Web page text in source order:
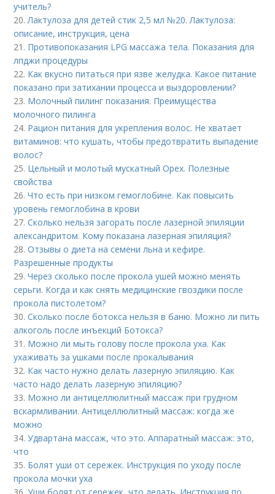
учитель?
20.Лактулоза для детей стик 2,5 мл №20. Лактулоза:
описание, инструкция, цена
21. Противопоказания LPG массажа тела. Показания для
лпджи процедуры
22. Как вкусно питаться при язве желудка. Какое питание
показано при затихании процесса и выздоровлении?
23. Молочный пилинг показания. Преимущества
молочного пилинга
24. Рацион питания для укрепления волос. Не хватает
витаминов: что кушать, чтобы предотвратить выпадение
волос?
25. Цельный и молотый мускатный Орех. Полезные
свойства
26.Что есть при низком гемоглобине. Как повысить
уровень гемоглобина в крови
27.Сколько нельзя загорать после лазерной эпиляции
александритом. Кому показана лазерная эпиляция?
28.Отзывы о диета на семени льна и кефире.
Разрешенные продукты
29.Через сколько после прокола ушей можно менять
серьги. Когда и как снять медицинские гвоздики после
прокола пистолетом?
30.Сколько после ботокса нельзя в баню. Можно ли пить
алкоголь после инъекций Ботокса?
31. Можно ли мыть голову после прокола уха. Как
ухаживать за ушками после прокалывания
32. Как часто нужно делать лазерную эпиляцию. Как
часто надо делать лазерную эпиляцию?
33. Можно ли антицеллюлитный массаж при грудном
вскармливании. Антицеллюлитный массаж: когда же
можно
34.Удвартана массаж, что это. Аппаратный массаж: это,
что
35. Болят уши от сережек. Инструкция по уходу после
прокола мочки уха